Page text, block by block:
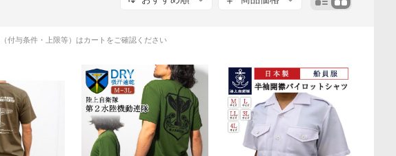
付与条件・上限等）はカートをご確認ください